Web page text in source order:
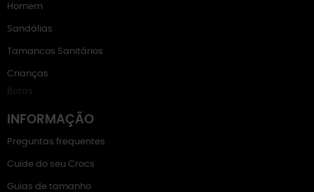
Homem
Sandálias
Tamancos Sanitários
Crianças
Botas
INFORMAÇÃO
Preguntas frequentes
Cuide do seu Crocs
Guias de tamanho